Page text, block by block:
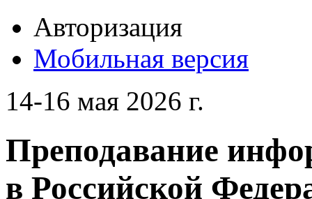
Авторизация
Мобильная версия
14-16 мая 2026 г.
Преподавание
в Российской